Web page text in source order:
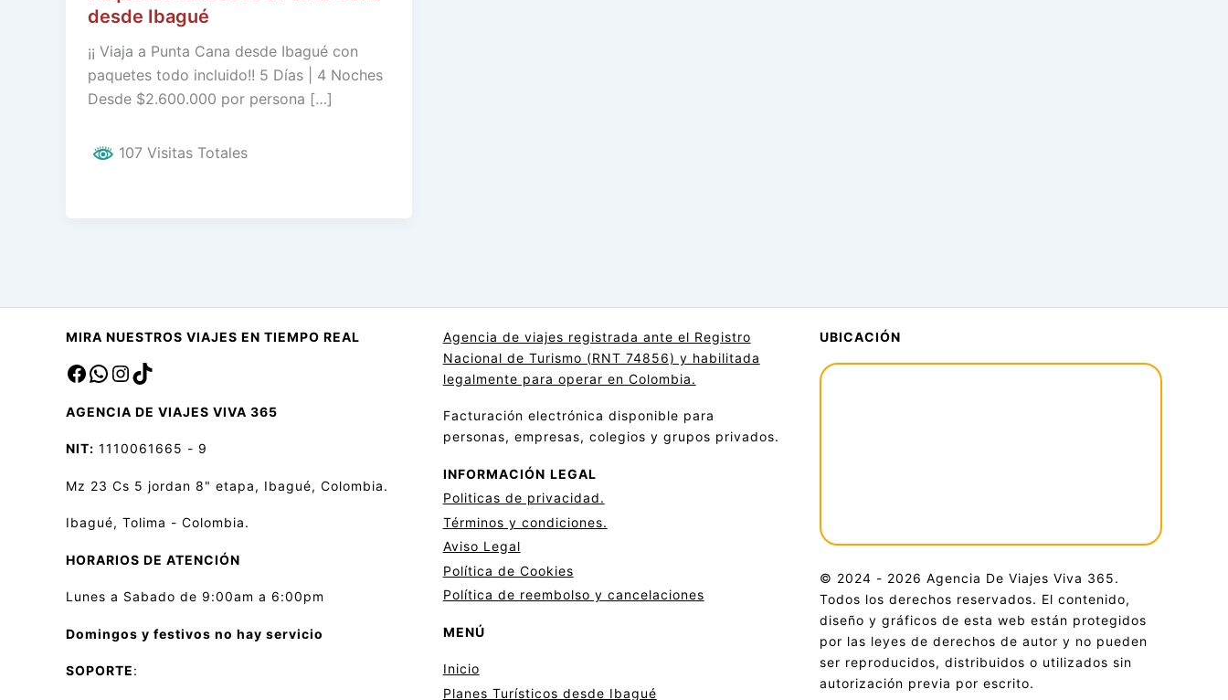
desde Ibagué
¡¡ Viaja a Punta Cana desde Ibagué con
paquetes todo incluido!! 5 Días | 4 Noches
Desde $2.600.000 por persona […]
107 Visitas Totales
MIRA NUESTROS VIAJES EN TIEMPO REAL
Facebook
saInstagram
TikTok
AGENCIA DE VIAJES VIVA 365
NIT: 1110061665 - 9
Mz 23 Cs 5 jordan 8" etapa, Ibagué, Colombia.
Ibagué, Tolima - Colombia.
HORARIOS DE ATENCIÓN
Lunes a Sabado de 9:00am a 6:00pm
Domingos y festivos no hay servicio
SOPORTE:
Agencia de viajes registrada ante el Registro
Nacional de Turismo (RNT 74856) y habilitada
legalmente para operar en Colombia.
Facturación electrónica disponible para
personas, empresas, colegios y grupos privados.
INFORMACIÓN LEGAL
Politicas de privacidad.
Términos y condiciones.
Aviso Legal
Política de Cookies
Política de reembolso y cancelaciones
MENÚ
Inicio
Planes Turísticos desde Ibagué
UBICACIÓN
© 2024 - 2026 Agencia De Viajes Viva 365.
Todos los derechos reservados. El contenido,
diseño y gráficos de esta web están protegidos
por las leyes de derechos de autor y no pueden
ser reproducidos, distribuidos o utilizados sin
autorización previa por escrito.